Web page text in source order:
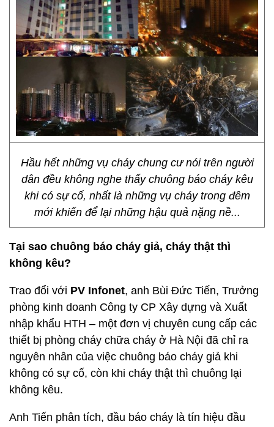
Hầu hết những vụ cháy chung cư nói trên người
dân đều không nghe thấy chuông báo cháy kêu
khi có sự cố, nhất là những vụ cháy trong đêm
mới khiến để lại những hậu quả nặng nề...
Tại sao chuông báo cháy giả, cháy thật thì
không kêu?
Trao đổi với PV Infonet, anh Bùi Đức Tiến, Trưởng
phòng kinh doanh Công ty CP Xây dựng và Xuất
nhập khẩu HTH – một đơn vị chuyên cung cấp các
thiết bị phòng cháy chữa cháy ở Hà Nội đã chỉ ra
nguyên nhân của việc chuông báo cháy giả khi
không có sự cố, còn khi cháy thật thì chuông lại
không kêu.
Anh Tiến phân tích, đầu báo cháy là tín hiệu đầu